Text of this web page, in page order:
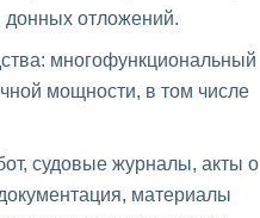
донных отложений.
многофункциональный
мощности, в том числе
судовые журналы, акты о
материалы